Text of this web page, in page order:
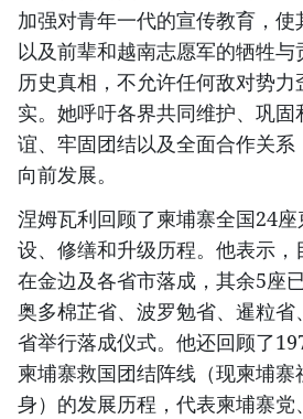
加强对青年一代的宣传教育，
以及前辈和越南志愿军的牺牲
历史真相，不允许任何敌对势
实。她呼吁各界共同维护、巩
谊、牢固团结以及全面合作关
向前发展。
涅姆瓦利回顾了柬埔寨全国24
设、修缮和升级历程。他表示
在金边及各省市落成，其余5座
奥多棉芷省、波罗勉省、暹粒
省举行落成仪式。他还回顾了
柬埔寨救国团结阵线（现柬埔
身）的发展历程，代表柬埔寨党